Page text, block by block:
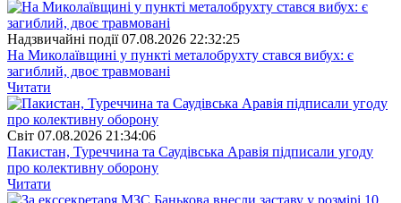
Надзвичайні події 07.08.2026 22:32:25
На Миколаївщині у пункті металобрухту стався вибух: є
загиблий, двоє травмовані
Читати
Свiт 07.08.2026 21:34:06
Пакистан, Туреччина та Саудівська Аравія підписали угоду
про колективну оборону
Читати